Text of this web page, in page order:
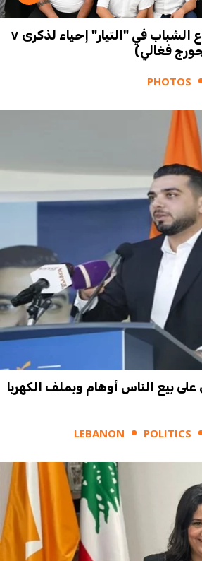
بالصور - احتفال قطاع الشباب في "التيار" إحياء لذكرى ٧
فغالي)
PHOTOS
بيع الناس أوهام وبملف الكهربا
LEBANON POLITICS